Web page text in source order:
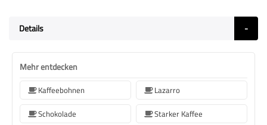
Details
Mehr entdecken
Kaffeebohnen
Lazarro
Schokolade
Starker Kaffee